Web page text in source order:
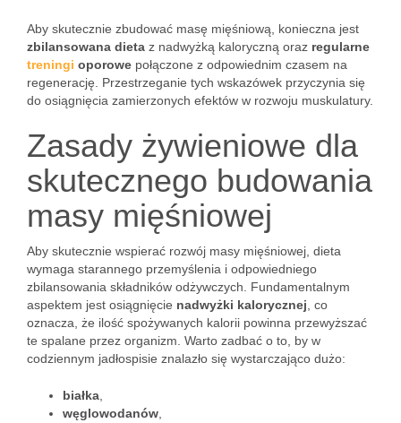
Aby skutecznie zbudować masę mięśniową, konieczna jest
zbilansowana dieta z nadwyżką kaloryczną oraz regularne
treningi oporowe połączone z odpowiednim czasem na
regenerację. Przestrzeganie tych wskazówek przyczynia się
do osiągnięcia zamierzonych efektów w rozwoju muskulatury.
Zasady żywieniowe dla
skutecznego budowania
masy mięśniowej
Aby skutecznie wspierać rozwój masy mięśniowej, dieta
wymaga starannego przemyślenia i odpowiedniego
zbilansowania składników odżywczych. Fundamentalnym
aspektem jest osiągnięcie nadwyżki kalorycznej , co
oznacza, że ilość spożywanych kalorii powinna przewyższać
te spalane przez organizm. Warto zadbać o to, by w
codziennym jadłospisie znalazło się wystarczająco dużo:
białka
węglowodanów